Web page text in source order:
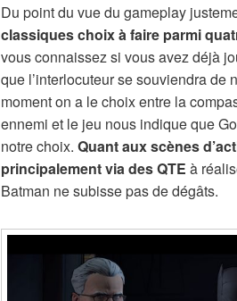
Du point du vue du gameplay
classiques choix à faire parmi
vous connaissez si vous avez déjà
que l’interlocuteur se souviendra de
moment on a le choix entre la
ennemi et le jeu nous indique que
notre choix. Quant aux scènes
principalement via des QTE à
Batman ne subisse pas de dégâts.